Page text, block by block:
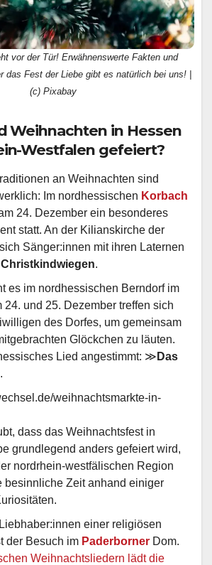
vor der Tür! Erwähnenswerte Fakten und
das Fest der Liebe gibt es natürlich bei uns! |
(c) Pixabay
Weihnachten in Hessen
Westfalen gefeiert?
an Weihnachten sind
Im nordhessischen Korbach
24. Dezember ein besonderes
statt. An der Kilianskirche der
Sänger:innen mit ihren Laternen
Christkindwiegen.
es im nordhessischen Berndorf im
24. und 25. Dezember treffen sich
des Dorfes, um gemeinsam
Glöckchen zu läuten.
Lied angestimmt: ≫ Das
weihnachtsmarkte-in-
dass das Weihnachtsfest in
grundlegend anders gefeiert wird,
nordrhein-westfälischen Region
besinnliche Zeit anhand einiger
einer religiösen
der Besuch im Paderborner Dom.
Weihnachtsliedern lädt die